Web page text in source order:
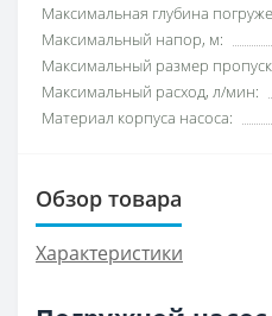
Максимальная глубина
Максимальный напор, м:
Максимальный размер
Максимальный расход, л/мин:
Материал корпуса насоса:
Обзор товара
Характеристики